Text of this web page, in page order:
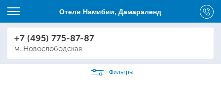
Отели Намибии, Дамараленд
+7 (495) 775-87-87
м. Новослободская
Фильтры